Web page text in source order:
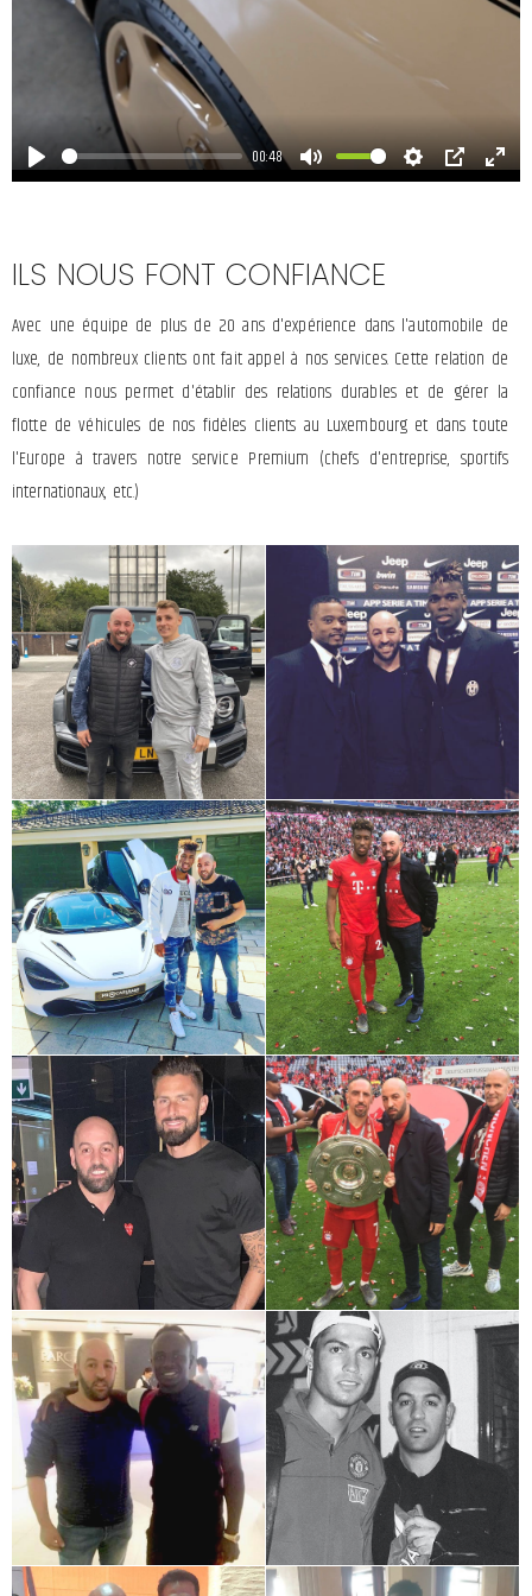
Play
00:48
Mute SettingsPIP
Enter
ILS NOUS FONT CONFIANCE
Avec une équipe de plus de 20 ans d'expérience dans l'automobile de
luxe, de nombreux clients ont fait appel à nos services. Cette relation de
confiance nous permet d'établir des relations durables et de gérer la
flotte de véhicules de nos fidèles clients au Luxembourg et dans toute
l'Europe à travers notre service Premium (chefs d'entreprise, sportifs
internationaux, etc.)
+ +
+ +
+ +
+ +
+ +